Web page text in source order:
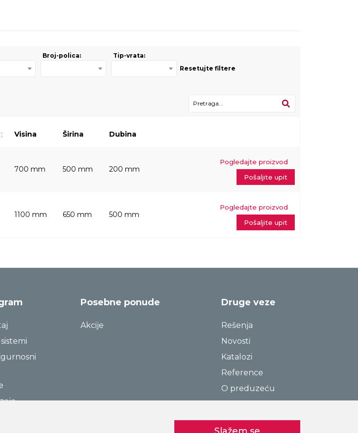
Broj-polica:
Tip-vrata:
Resetujte filtere
Visina Širina Dubina
700 mm 500 mm 200 mm
Pogledajte proizvod
Pošaljite upit
1100 mm 650 mm 500 mm
Pogledajte proizvod
Pošaljite upit
Posebne ponude
Akcije
Druge veze
Rešenja
Novosti
Katalozi
Reference
O preduzeću
Pravila o privatnosti